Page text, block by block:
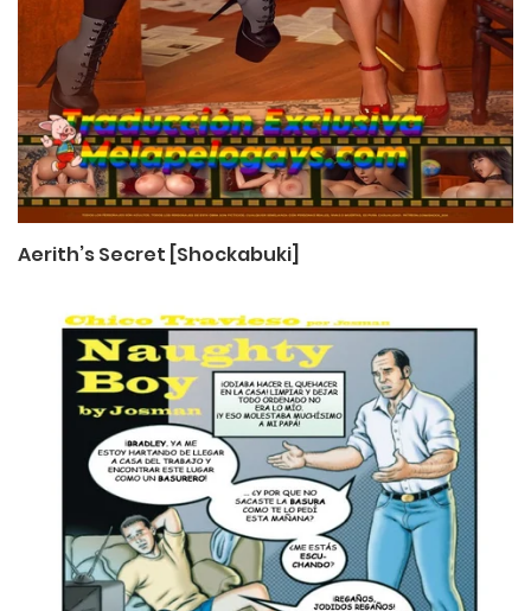
Aerith’s Secret [Shockabuki]